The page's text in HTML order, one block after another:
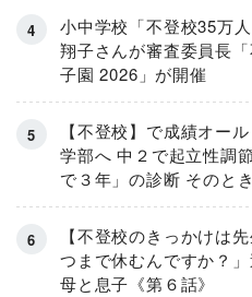
小中学校「不登校35万
翔子さんが審査委員長
子園 2026」が開催
【不登校】で成績オー
学部へ 中２で起立性調
で３年」の診断 そのと
【不登校のきっかけは
つまで休むんですか？
母と息子《第６話》